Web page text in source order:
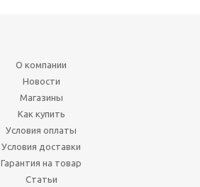
О компании
Новости
Магазины
Как купить
Условия оплаты
Условия доставки
Гарантия на товар
Статьи